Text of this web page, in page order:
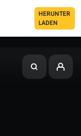
HERUNTER
LADEN